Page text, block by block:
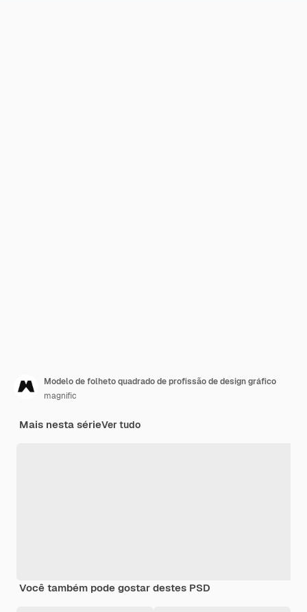
Modelo de folheto quadrado de profissão de design gráfico
magnific
Mais nesta sérieVer tudo
Você também pode gostar destes PSD